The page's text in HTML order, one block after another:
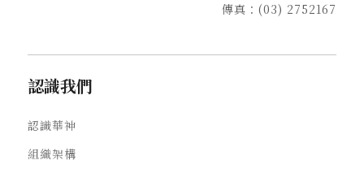
傳真：(03) 2752167
認識我們
認識華神
組織架構